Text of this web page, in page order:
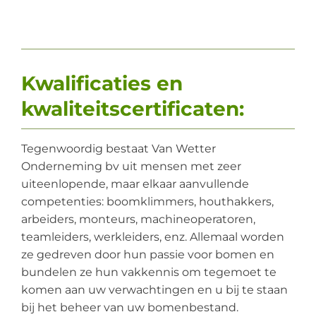
Kwalificaties en
kwaliteitscertificaten:
Tegenwoordig bestaat Van Wetter
Onderneming bv uit mensen met zeer
uiteenlopende, maar elkaar aanvullende
competenties: boomklimmers, houthakkers,
arbeiders, monteurs, machineoperatoren,
teamleiders, werkleiders, enz. Allemaal worden
ze gedreven door hun passie voor bomen en
bundelen ze hun vakkennis om tegemoet te
komen aan uw verwachtingen en u bij te staan
bij het beheer van uw bomenbestand.